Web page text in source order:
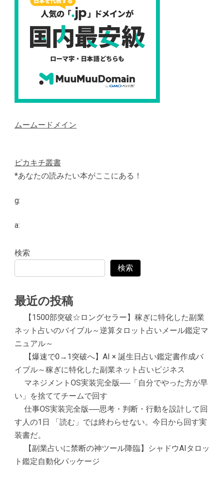
ムームードメイン
ピカキチ叢書
*あなたの読みたい本がここにある！
g:
a:
検索
検索
最近の投稿
【1500部突破☆ロングセラー】稼ぎに特化した副業
ネット占いのバイブル～逆算タロット占いメール鑑定マ
ニュアル～
【爆速で0→1突破へ】AI × 誕生日占い鑑定書作成バ
イブル～稼ぎに特化した副業ネット占いビジネス
マネジメントOS実装完全版──「自分でやった方が早
い」を捨ててチームで回す
仕事OS実装完全版──思考・判断・行動を設計して回
す人の1日 「読む」では終わらせない。今日から回す実
装書だ。
【副業占いに禁断の神ツール降臨】シャドウAIタロッ
ト鑑定自動化パッケージ